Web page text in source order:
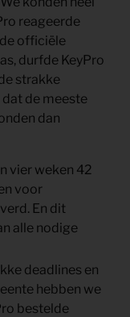
reageerde
officiële
durfde KeyPro
strakke
de meeste
dan
vier weken 42
voor
En dit
alle nodige
deadlines en
hebben we
bestelde